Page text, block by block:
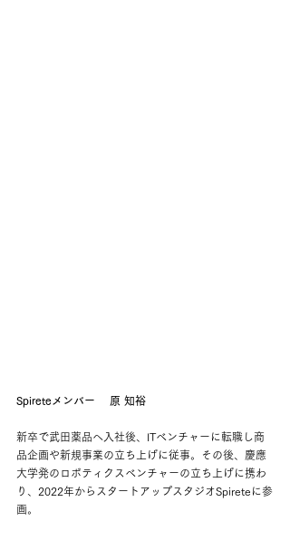
Spireteメンバー 　原 知裕
新卒で武田薬品へ入社後、ITベンチャーに転職し商
品企画や新規事業の立ち上げに従事。その後、慶應
大学発のロボティクスベンチャーの立ち上げに携わ
り、2022年からスタートアップスタジオSpireteに参
画。